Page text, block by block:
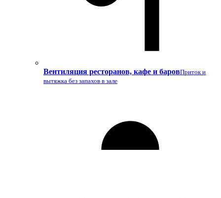
Вентиляция ресторанов, кафе и баровПриток и
вытяжка без запахов в зале